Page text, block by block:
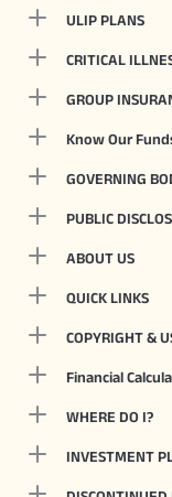
ULIP PLANS
CRITICAL
GROUP
Know Our
GOVERNING
PUBLIC
ABOUT US
QUICK LINKS
COPYRIGHT &
Financial
WHERE DO I?
INVESTMENT